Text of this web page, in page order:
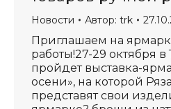
Новости Автор: trk
Приглашаем на
работы!27-29 октября
пройдет выставка-
осени», на которой
представят свои